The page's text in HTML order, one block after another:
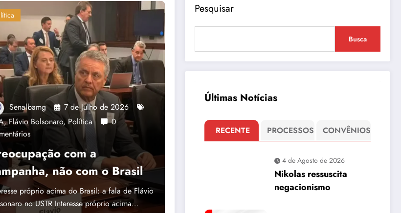
Senalbamg
7 de Julho de 2026
,Flávio Bolsonaro,Política
0
com a
não com o Brasil
próprio acima do Brasil: a fala de Flávio
no USTR Interesse próprio acima…
Pesquisar
Busca
Últimas Notícias
RECENTE PROCESSOS CONVÊNIOS
4 de Agosto de 2026
Nikolas ressuscita
negacionismo